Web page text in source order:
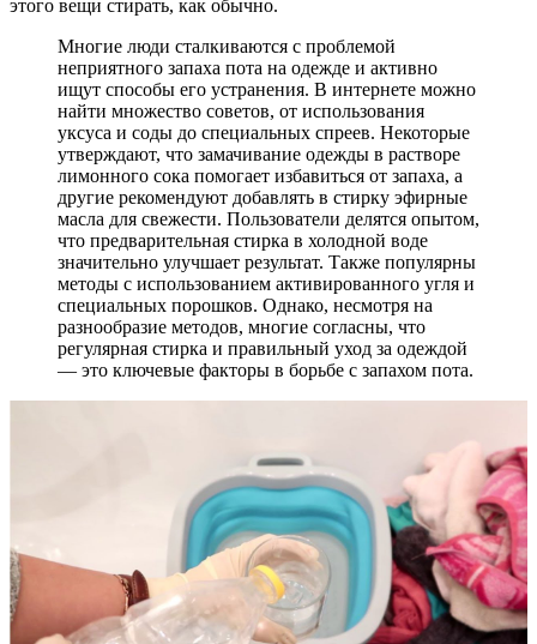
этого вещи стирать, как обычно.
Многие люди сталкиваются с проблемой
неприятного запаха пота на одежде и активно
ищут способы его устранения. В интернете можно
найти множество советов, от использования
уксуса и соды до специальных спреев. Некоторые
утверждают, что замачивание одежды в растворе
лимонного сока помогает избавиться от запаха, а
другие рекомендуют добавлять в стирку эфирные
масла для свежести. Пользователи делятся опытом,
что предварительная стирка в холодной воде
значительно улучшает результат. Также популярны
методы с использованием активированного угля и
специальных порошков. Однако, несмотря на
разнообразие методов, многие согласны, что
регулярная стирка и правильный уход за одеждой
— это ключевые факторы в борьбе с запахом пота.